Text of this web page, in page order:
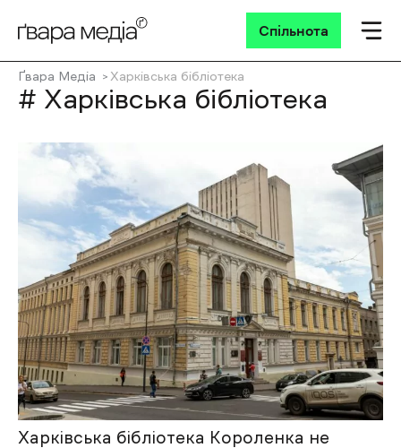
Спільнота
Ґвара Медіа Харківська бібліотека
# Харківська бібліотека
Харківська бібліотека Короленка не